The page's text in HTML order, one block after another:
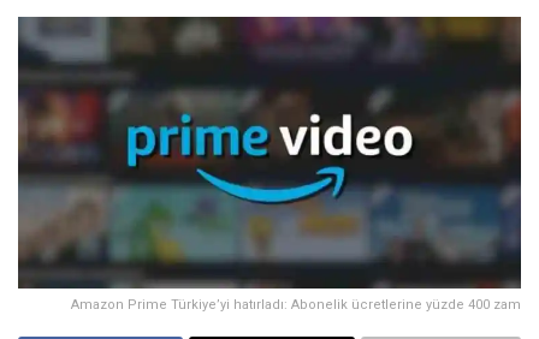
Amazon Prime Türkiye’yi hatırladı: Abonelik ücretlerine yüzde 400 zam